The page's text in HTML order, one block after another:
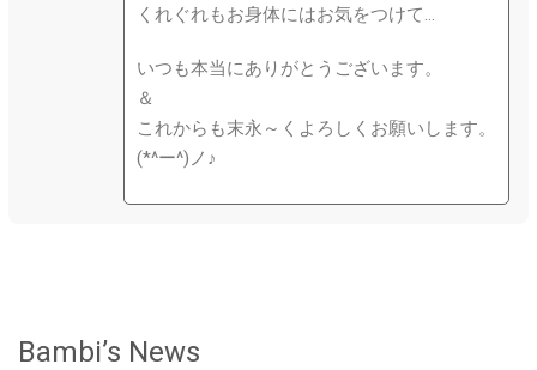
くれぐれもお身体にはお気をつけて…
いつも本当にありがとうございます。
＆
これからも末永～くよろしくお願いします。
(*^ー^)ノ♪
Bambi’s News